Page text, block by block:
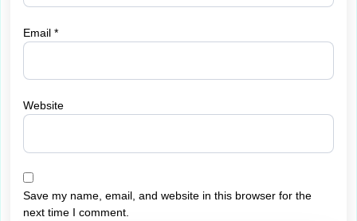
Email *
Website
Save my name, email, and website in this browser for the
next time I comment.